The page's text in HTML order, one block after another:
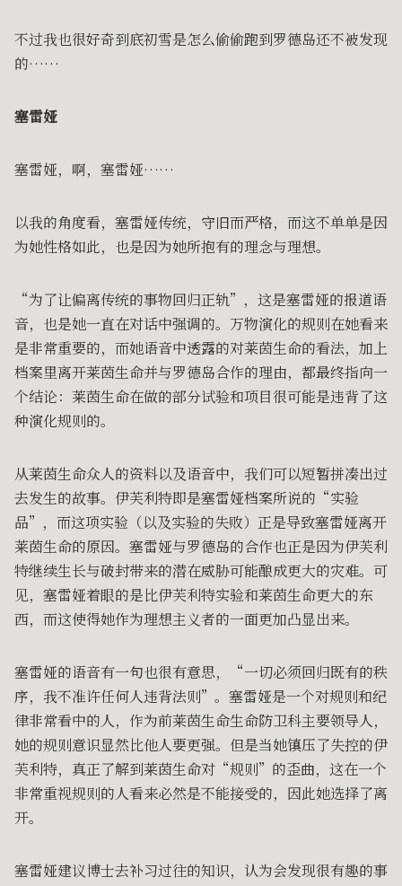
不过我也很好奇到底初雪是怎么偷偷跑到罗德岛还不被发现
的……
塞雷娅
塞雷娅，啊，塞雷娅……
以我的角度看，塞雷娅传统，守旧而严格，而这不单单是因
为她性格如此，也是因为她所抱有的理念与理想。
“为了让偏离传统的事物回归正轨”，这是塞雷娅的报道语
音，也是她一直在对话中强调的。万物演化的规则在她看来
是非常重要的，而她语音中透露的对莱茵生命的看法，加上
档案里离开莱茵生命并与罗德岛合作的理由，都最终指向一
个结论：莱茵生命在做的部分试验和项目很可能是违背了这
种演化规则的。
从莱茵生命众人的资料以及语音中，我们可以短暂拼凑出过
去发生的故事。伊芙利特即是塞雷娅档案所说的“实验
品”，而这项实验（以及实验的失败）正是导致塞雷娅离开
莱茵生命的原因。塞雷娅与罗德岛的合作也正是因为伊芙利
特继续生长与破封带来的潜在威胁可能酿成更大的灾难。可
见，塞雷娅着眼的是比伊芙利特实验和莱茵生命更大的东
西，而这使得她作为理想主义者的一面更加凸显出来。
塞雷娅的语音有一句也很有意思，“一切必须回归既有的秩
序，我不准许任何人违背法则”。塞雷娅是一个对规则和纪
律非常看中的人，作为前莱茵生命生命防卫科主要领导人，
她的规则意识显然比他人要更强。但是当她镇压了失控的伊
芙利特，真正了解到莱茵生命对“规则”的歪曲，这在一个
非常重视规则的人看来必然是不能接受的，因此她选择了离
开。
塞雷娅建议博士去补习过往的知识，认为会发现很有趣的事